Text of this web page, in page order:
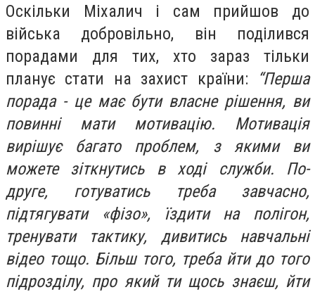
Оскільки Міхалич і сам прийшов до
війська добровільно, він поділився
порадами для тих, хто зараз тільки
планує стати на захист країни:
“Перша
порада - це має бути власне рішення, ви
повинні мати мотивацію. Мотивація
вирішує багато проблем, з якими ви
можете зіткнутись в ході служби. По-
друге, готуватись треба завчасно,
підтягувати «фізо», їздити на полігон,
тренувати тактику, дивитись навчальні
відео тощо. Більш того, треба йти до того
підрозділу, про який ти щось знаєш, йти